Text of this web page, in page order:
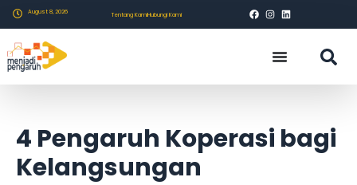
August 8, 2026 Tentang KamiHubungi Kami
4 Pengaruh Koperasi bagi
Kelangsungan